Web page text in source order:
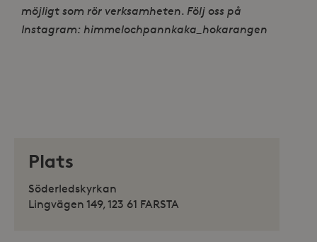
möjligt som rör verksamheten. Följ oss på
Instagram: himmelochpannkaka_hokarangen
Plats
Söderledskyrkan
Lingvägen 149, 123 61 FARSTA